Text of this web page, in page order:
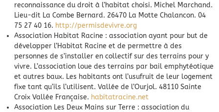
reconnaissance du droit à l’habitat choisi. Michel Marchand.
Lieu-dit La Combe Bernard. 26470 La Motte Chalancon. 04
75 27 40 16. http://permisdevivre.org
Association Habitat Racine : association ayant pour but de
développer l’Habitat Racine et de permettre à des
personnes de s’installer en collectif sur des terrains pour y
vivre. L’association loue des terrains par bail emphytéotique
et autres baux. Les habitants ont l’usufruit de leur logement
fixe tant qu’ils l’utilisent. Vallée de l’Ourjol. 48110 Sainte
Croix Vallée Française. habitatracine.net
Association Les Deux Mains sur Terre : association du